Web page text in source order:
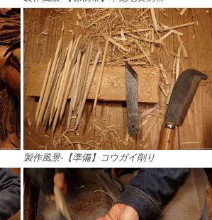
製作風景-【準備】コウガイ削り